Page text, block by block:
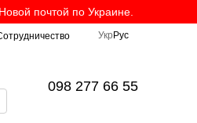
почтой по Украине.
Укр Рус
098 277 66 55